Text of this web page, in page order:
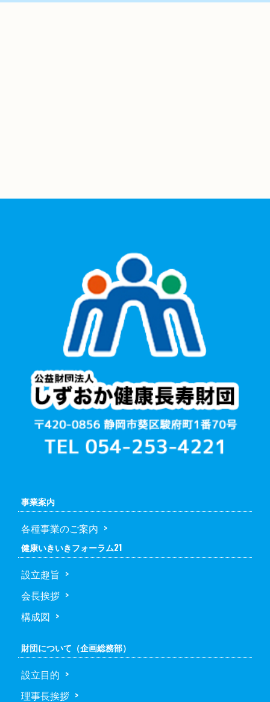
事業案内
各種事業のご案内
健康いきいきフォーラム21
設立趣旨
会長挨拶
構成図
財団について（企画総務部）
設立目的
理事長挨拶